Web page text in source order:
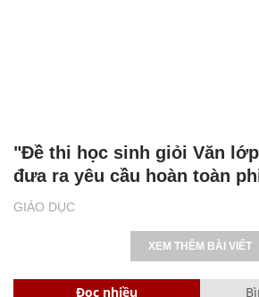
GIÁO DỤC
"Đề thi học sinh giỏi Văn
đưa ra yêu cầu hoàn toàn
XEM THÊM BÀI VIẾT
Đọc nhiều